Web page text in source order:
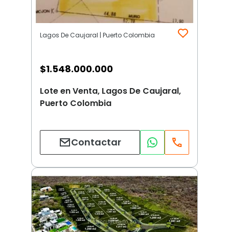
Lagos De Caujaral | Puerto Colombia
$1.548.000.000
Lote en Venta, Lagos De Caujaral,
Puerto Colombia
Contactar